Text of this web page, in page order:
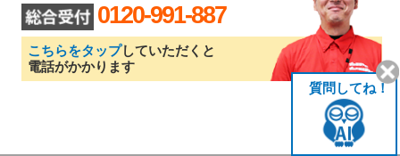
0120-991-887
こちらをタップしていただくと
電話がかかります
質問してね！